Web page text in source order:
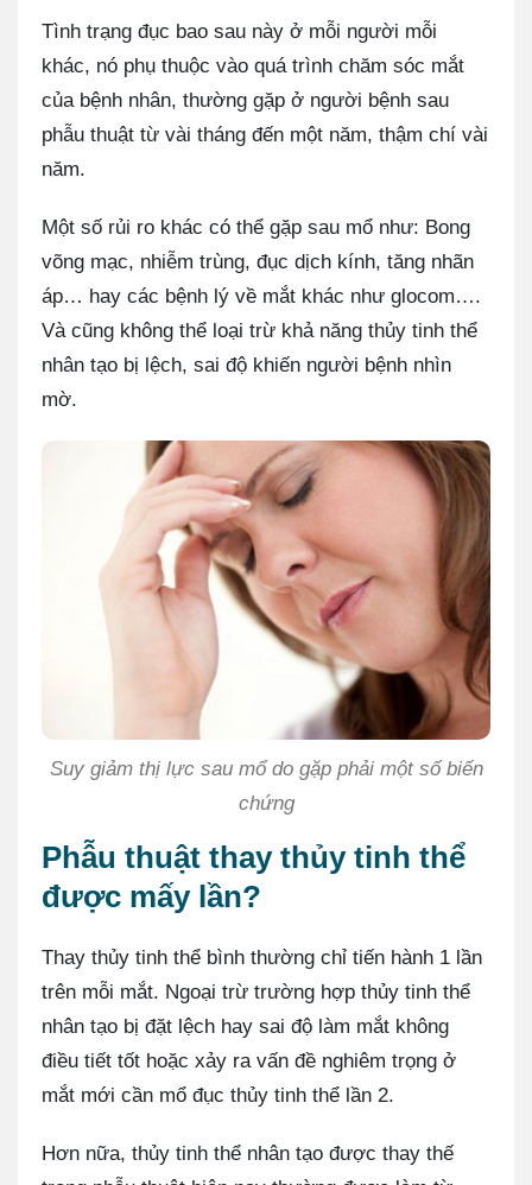
Tình trạng đục bao sau này ở mỗi người mỗi
khác, nó phụ thuộc vào quá trình chăm sóc mắt
của bệnh nhân, thường gặp ở người bệnh sau
phẫu thuật từ vài tháng đến một năm, thậm chí vài
năm.
Một số rủi ro khác có thể gặp sau mổ như: Bong
võng mạc, nhiễm trùng, đục dịch kính, tăng nhãn
áp… hay các bệnh lý về mắt khác như glocom….
Và cũng không thể loại trừ khả năng thủy tinh thể
nhân tạo bị lệch, sai độ khiến người bệnh nhìn
mờ.
Suy giảm thị lực sau mổ do gặp phải một số biến
chứng
Phẫu thuật thay thủy tinh thể
được mấy lần?
Thay thủy tinh thể bình thường chỉ tiến hành 1 lần
trên mỗi mắt. Ngoại trừ trường hợp thủy tinh thể
nhân tạo bị đặt lệch hay sai độ làm mắt không
điều tiết tốt hoặc xảy ra vấn đề nghiêm trọng ở
mắt mới cần mổ đục thủy tinh thể lần 2.
Hơn nữa, thủy tinh thể nhân tạo được thay thế